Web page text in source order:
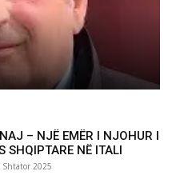
– NJË EMËR I NJOHUR I
SHQIPTARE NË ITALI
Shtator 2025